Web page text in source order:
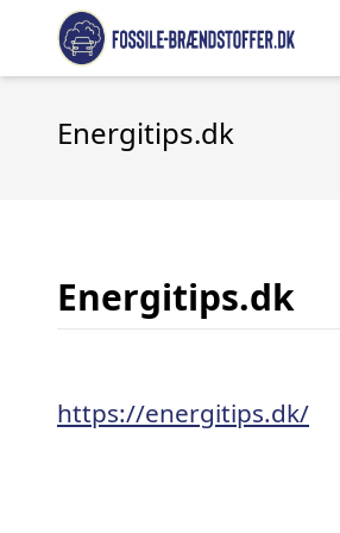
Energitips.dk
Energitips.dk
https://energitips.dk/